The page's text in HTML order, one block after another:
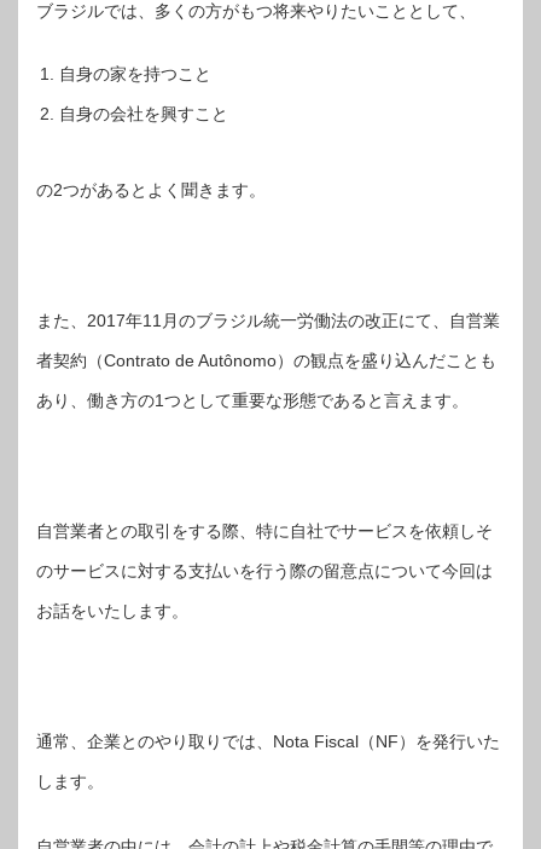
ブラジルでは、多くの方がもつ将来やりたいこととして、
自身の家を持つこと
自身の会社を興すこと
の2つがあるとよく聞きます。
また、2017年11月のブラジル統一労働法の改正にて、自営業
者契約（Contrato de Autônomo）の観点を盛り込んだことも
あり、働き方の1つとして重要な形態であると言えます。
自営業者との取引をする際、特に自社でサービスを依頼しそ
のサービスに対する支払いを行う際の留意点について今回は
お話をいたします。
通常、企業とのやり取りでは、Nota Fiscal（NF）を発行いた
します。